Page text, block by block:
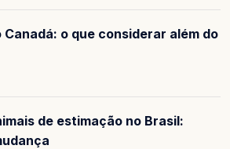
Canadá: o que considerar além do
de estimação no Brasil: